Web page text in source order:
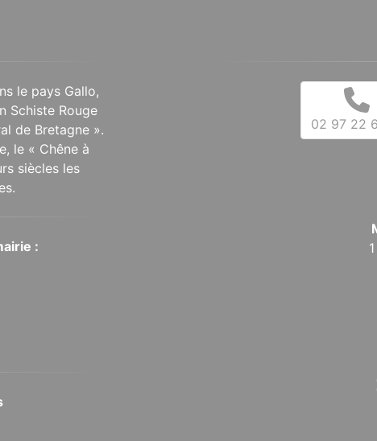
le pays Gallo,
Schiste Rouge
de Bretagne ».
le « Chêne à
siècles les
:
02 97 22